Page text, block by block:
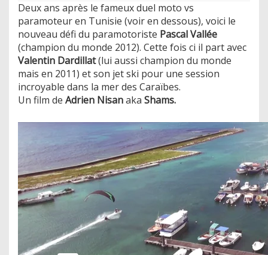
Deux ans après le fameux duel moto vs
paramoteur en Tunisie (voir en dessous), voici le
nouveau défi du paramotoriste Pascal Vallée
(champion du monde 2012). Cette fois ci il part avec
Valentin Dardillat(lui aussi champion du monde
mais en 2011) et son jet ski pour une session
incroyable dans la mer des Caraïbes.
Un film de Adrien Nisanaka Shams.